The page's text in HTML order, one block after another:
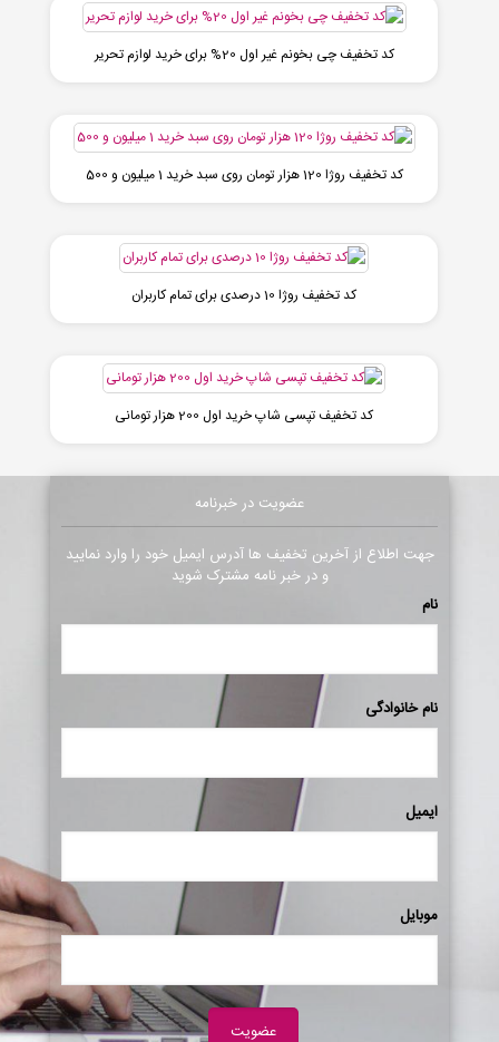
کد تخفیف چی بخونم غیر اول 20% برای خرید لوازم تحریر
کد تخفیف روژا 120 هزار تومان روی سبد خرید 1 میلیون و 500
کد تخفیف روژا 10 درصدی برای تمام کاربران
کد تخفیف تپسی شاپ خرید اول 200 هزار تومانی
عضویت در خبرنامه
جهت اطلاع از آخرین تخفیف ها آدرس ایمیل خود را وارد نمایید
و در خبر نامه مشترک شوید
نام
نام خانوادگی
ایمیل
موبایل